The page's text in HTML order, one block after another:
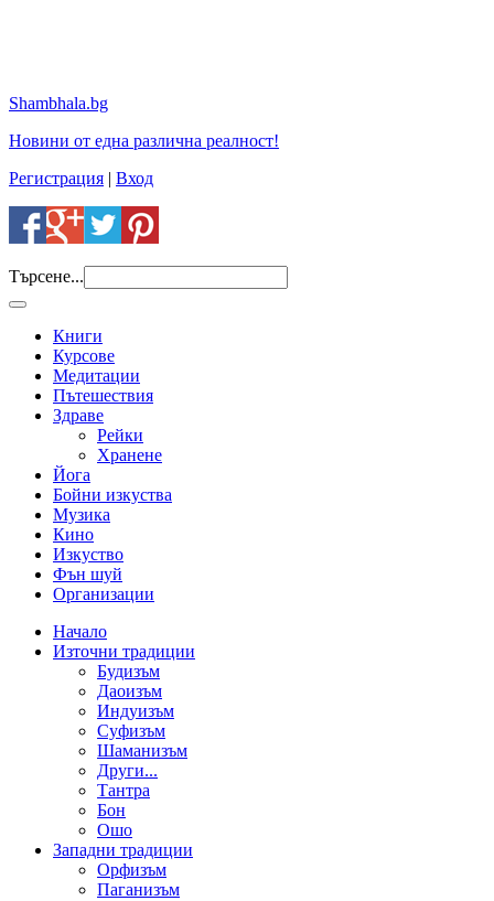
Shambhala.bg
Новини от една различна реалност!
Регистрация | Вход
Търсене...
Книги
Курсове
Медитации
Пътешествия
Здраве
Рейки
Хранене
Йога
Бойни изкуства
Музика
Кино
Изкуство
Фън шуй
Организации
Начало
Източни традиции
Будизъм
Даоизъм
Индуизъм
Суфизъм
Шаманизъм
Други...
Тантра
Бон
Ошо
Западни традиции
Орфизъм
Паганизъм